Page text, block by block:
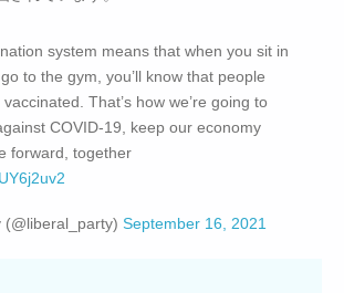
system means that when you sit in
to the gym, you’ll know that people
That’s how we’re going to
COVID-19, keep our economy
forward, together
September 16, 2021